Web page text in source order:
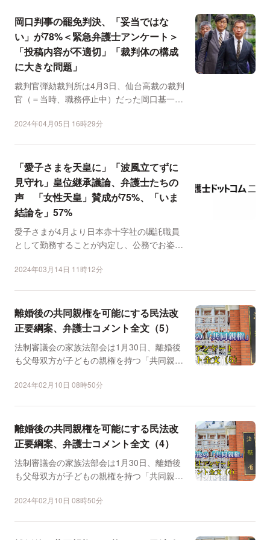
岡口判事の罷免判決、「妥当ではな
い」が78%＜緊急弁護士アンケート＞
「投稿内容が不適切」「裁判体の構成
に大きな問題」
裁判官弾劾裁判所は4月3日、仙台高裁の裁判
官（＝当時、職務停止中）だった岡口基一氏
2024年04月05日 16時29分
「愛子さまを天皇に」「波風立てずに
見守れ」皇位継承議論、弁護士たちの
声 「女性天皇」賛成が75%、「いま
結論を」57%
愛子さまが4月より日本赤十字社の嘱託職員
として勤務することが内定し、公務でお姿を
2024年03月14日 11時12分
離婚後の共同親権を可能にする民法改
正要綱案、弁護士コメント全文（5）
法制審議会の家族法部会は1月30日、離婚後
も父母双方が子どもの親権を持つ「共同親
2024年02月10日 08時50分
離婚後の共同親権を可能にする民法改
正要綱案、弁護士コメント全文（4）
法制審議会の家族法部会は1月30日、離婚後
も父母双方が子どもの親権を持つ「共同親
2024年02月10日 08時50分